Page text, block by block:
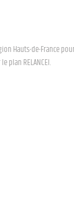
Hauts-de-France
plan RELANCEl.